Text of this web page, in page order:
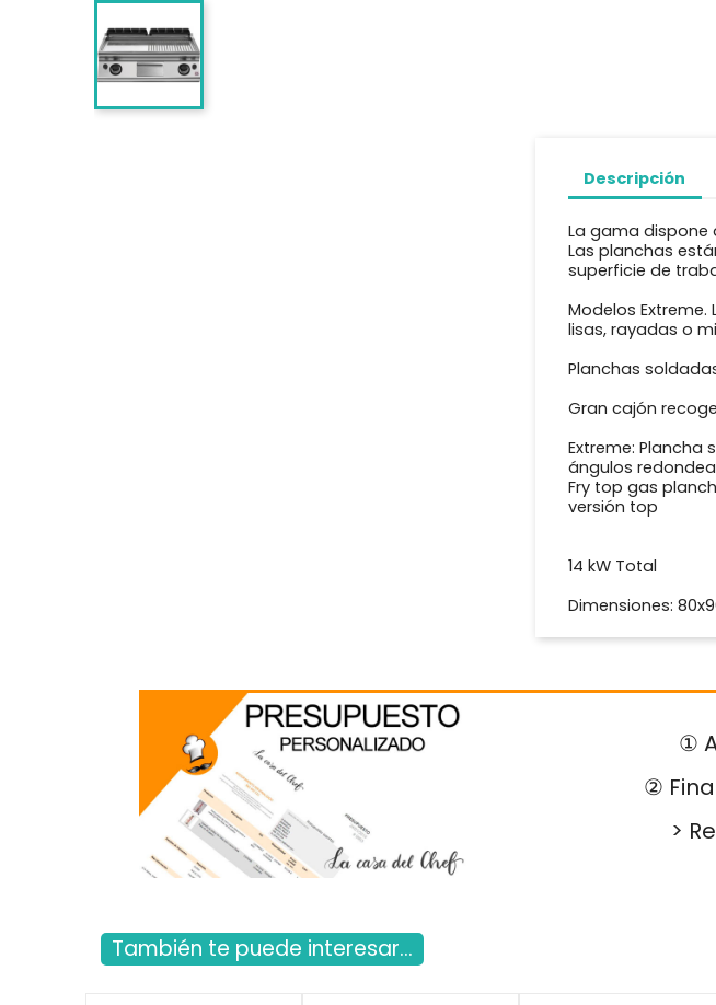
Descripción
La gama dispone
Las planchas
superficie de
Modelos
lisas, rayadas o
Planchas
Gran cajón
Extreme: Plancha
ángulos
Fry top gas
versión top
14 kW Total
Dimensiones:
①
②
>
También te puede interesar...